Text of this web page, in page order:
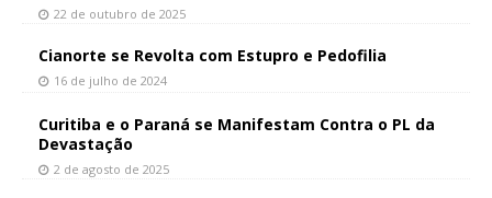
22 de outubro de 2025
Cianorte se Revolta com Estupro e Pedofilia
16 de julho de 2024
Curitiba e o Paraná se Manifestam Contra o PL da
Devastação
2 de agosto de 2025